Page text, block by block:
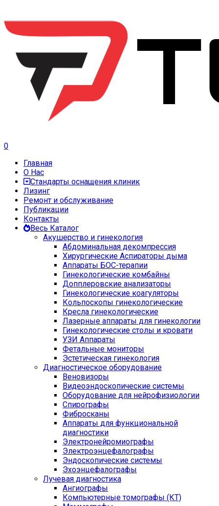
0
Главная
О Нас
Стандарты оснащения клиник
Лизинг
Ремонт и обслуживание
Публикации
Контакты
Весь Каталог
Акушерство и гинекология
Абдоминальная декомпрессия
Хирургические Аспираторы дыма
Аппараты БОС-терапии
Гинекологические комбайны
Допплеровские анализаторы
Гинекологические коагуляторы
Кольпоскопы гинекологические
Кресла гинекологические
Лазерные аппараты для гинекологии
Гинекологические столы и кровати
УЗИ Аппараты
Фетальные мониторы
Эстетическая гинекология
Диагностическое оборудование
Веновизоры
Видеоэндоскопические системы
Оборудование для нейрофизиологии
Спирографы
Фибросканы
Аппараты для функциональной
диагностики
Электронейромиографы
Электроэнцефалографы
Эндоскопические системы
Эхоэнцефалографы
Лучевая диагностика
Ангиографы
Компьютерные томографы (КТ)